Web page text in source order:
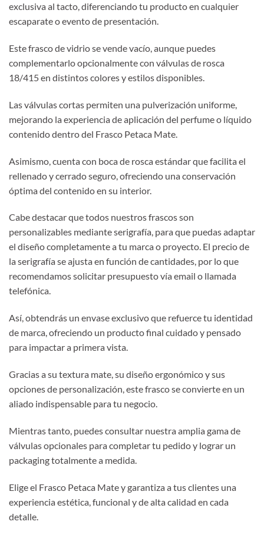
exclusiva al tacto, diferenciando tu producto en cualquier
escaparate o evento de presentación.
Este frasco de vidrio se vende vacío, aunque puedes
complementarlo opcionalmente con válvulas de rosca
18/415 en distintos colores y estilos disponibles.
Las válvulas cortas permiten una pulverización uniforme,
mejorando la experiencia de aplicación del perfume o líquido
contenido dentro del Frasco Petaca Mate.
Asimismo, cuenta con boca de rosca estándar que facilita el
rellenado y cerrado seguro, ofreciendo una conservación
óptima del contenido en su interior.
Cabe destacar que todos nuestros frascos son
personalizables mediante serigrafía, para que puedas adaptar
el diseño completamente a tu marca o proyecto. El precio de
la serigrafía se ajusta en función de cantidades, por lo que
recomendamos solicitar presupuesto vía email o llamada
telefónica.
Así, obtendrás un envase exclusivo que refuerce tu identidad
de marca, ofreciendo un producto final cuidado y pensado
para impactar a primera vista.
Gracias a su textura mate, su diseño ergonómico y sus
opciones de personalización, este frasco se convierte en un
aliado indispensable para tu negocio.
Mientras tanto, puedes consultar nuestra amplia gama de
válvulas opcionales para completar tu pedido y lograr un
packaging totalmente a medida.
Elige el Frasco Petaca Mate y garantiza a tus clientes una
experiencia estética, funcional y de alta calidad en cada
detalle.